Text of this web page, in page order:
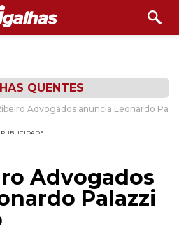
QUENTES
Advogados anuncia Leonardo
PUBLICIDADE
Advogados
Palazzi